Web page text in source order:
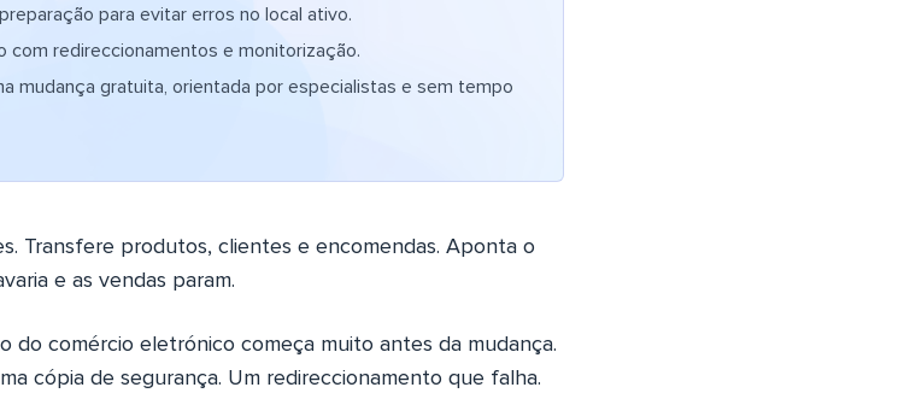
para evitar erros no local ativo.
com redireccionamentos e monitorização.
mudança gratuita, orientada por especialistas e sem tempo
Transfere produtos, clientes e encomendas. Aponta o
e as vendas param.
do comércio eletrónico começa muito antes da mudança.
cópia de segurança. Um redireccionamento que falha.